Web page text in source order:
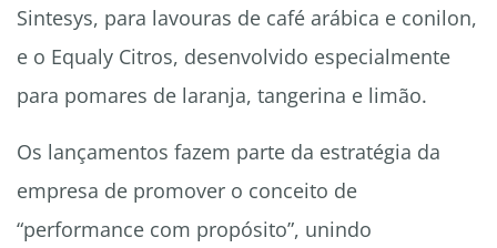
Sintesys, para lavouras de café arábica e conilon,
e o Equaly Citros, desenvolvido especialmente
para pomares de laranja, tangerina e limão.
Os lançamentos fazem parte da estratégia da
empresa de promover o conceito de
“performance com propósito”, unindo